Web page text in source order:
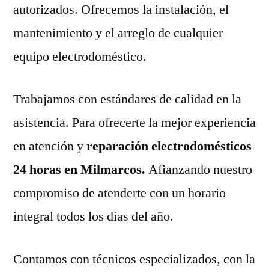
autorizados. Ofrecemos la instalación, el
mantenimiento y el arreglo de cualquier
equipo electrodoméstico.
Trabajamos con estándares de calidad en la
asistencia. Para ofrecerte la mejor experiencia
en atención yreparación electrodomésticos
24 horas en Milmarcos. Afianzando nuestro
compromiso de atenderte con un horario
integral todos los días del año.
Contamos con técnicos especializados, con la